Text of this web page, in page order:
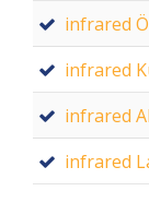
infrared
infrared
infrared
infrared